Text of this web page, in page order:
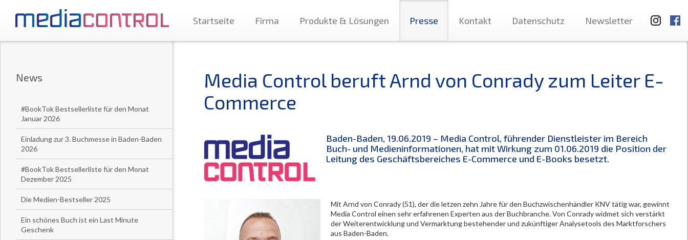
Startseite Firma Produkte & Lösungen Presse Kontakt Datenschutz Newsletter
News
#BookTok Bestsellerliste für den Monat
Januar 2026
Einladung zur 3. Buchmesse in Baden-Baden
2026
#BookTok Bestsellerliste für den Monat
Dezember 2025
Die Medien-Bestseller 2025
Ein schönes Buch ist ein Last Minute
Geschenk
Media Control beruft Arnd von Conrady zum Leiter E-
Commerce
Baden-Baden, 19.06.2019 – Media Control, führender Dienstleister im Bereich
Buch- und Medieninformationen, hat mit Wirkung zum 01.06.2019 die Position der
Leitung des Geschäftsbereiches E-Commerce und E-Books besetzt.
Mit Arnd von Conrady (51), der die letzen zehn Jahre für den Buchzwischenhändler KNV tätig war, gewinnt
Media Control einen sehr erfahrenen Experten aus der Buchbranche. Von Conrady widmet sich verstärkt
der Weiterentwicklung und Vermarktung bestehender und zukünftiger Analysetools des Marktforschers
aus Baden-Baden.